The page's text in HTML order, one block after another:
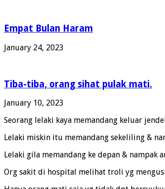
Empat Bulan Haram
January 24, 2023
Tiba-tiba, orang sihat pulak mati.
January 10, 2023
Seorang lelaki kaya memandang keluar
Lelaki miskin itu memandang sekeliling &
Lelaki gila memandang ke depan & nampak
Org sakit di hospital melihat troli yg